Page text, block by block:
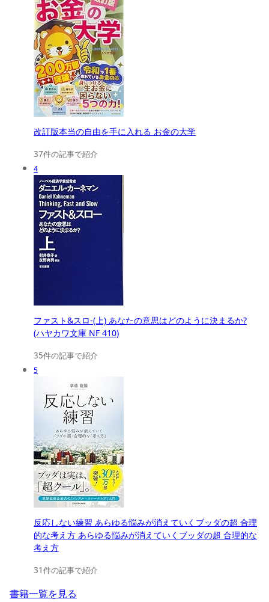
改訂版本当の自由を手に入れる お金の大学
37件の記事で紹介
4
ファスト&スロ-(上) あなたの意思はどのように決まるか?
(ハヤカワ文庫 NF 410)
35件の記事で紹介
5
反応しない練習 あらゆる悩みが消えていくブッダの超 合理
的な考え方 あらゆる悩みが消えていくブッダの超 合理的な
考え方
31件の記事で紹介
書籍一覧を見る